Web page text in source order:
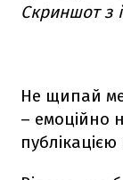
Скриншот з
Не щипай
– емоційно